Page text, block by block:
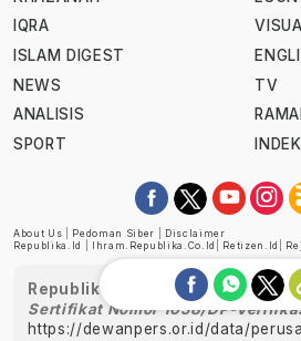
IQRA
ISLAM DIGEST
NEWS
ANALISIS
SPORT
TV
About Us Pedoman Siber
Disclaimer
Republika.id
Ihram.republika.co.id Retizen.id
Republika telah diverifikasi oleh
Sertifikat Nomor 1058/DP-
https://dewanpers.or.id/data/